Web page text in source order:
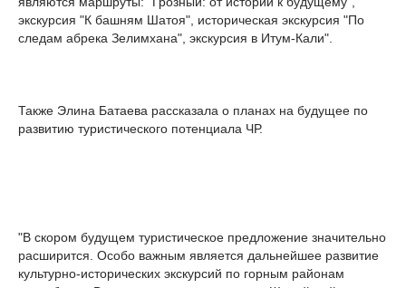
экскурсия "К башням Шатоя", историческая экскурсия "По
следам абрека Зелимхана", экскурсия в Итум-Кали".
Также Элина Батаева рассказала о планах на будущее по
развитию туристического потенциала ЧР.
"В скором будущем туристическое предложение значительно
расширится. Особо важным является дальнейшее развитие
культурно-исторических экскурсий по горным районам